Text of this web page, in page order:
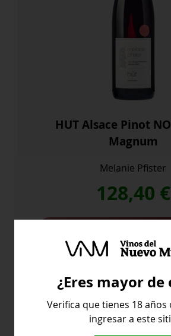
HUT Alsace Pinot
Magnum
Melanie Pfister
128,40 €
Francia
¿Eres mayor de
Verifica que tienes 18 años
ingresar a este